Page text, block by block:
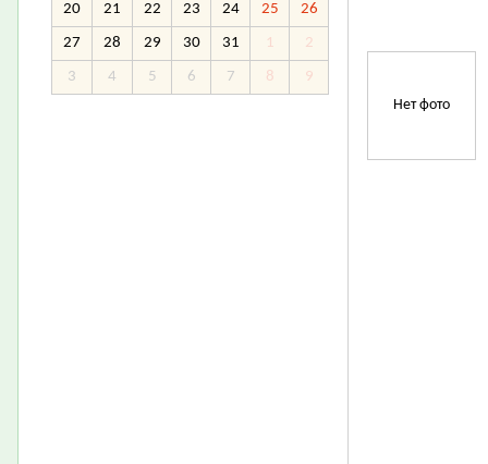
Нет фото
20 21 22 23 24 25 26
27 28 29 30 31 1 2
3 4 5 6 7 8 9